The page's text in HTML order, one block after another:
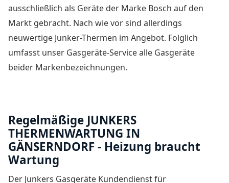
ausschließlich als Geräte der Marke Bosch auf den
Markt gebracht. Nach wie vor sind allerdings
neuwertige Junker-Thermen im Angebot. Folglich
umfasst unser Gasgeräte-Service alle Gasgeräte
beider Markenbezeichnungen.
Regelmäßige JUNKERS
THERMENWARTUNG IN
GÄNSERNDORF - Heizung braucht
Wartung
Der Junkers Gasgeräte Kundendienst für